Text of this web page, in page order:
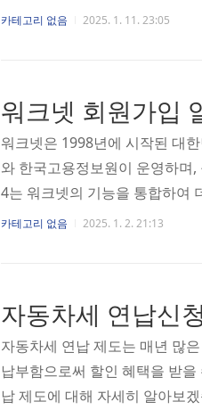
겠습니다. 육아휴직급여는 자
하는 부모님들에게 더 많은 재
되면..
카테고리 없음 2025. 1. 11. 23:05
워크넷 회원가입
워크넷은 1998년에 시작된 대
와 한국고용정보원이 운영하며
4는 워크넷의 기능을 통합하여
니라 고용 보험, 직업 훈련 등
활동을 지원합니다.고용24는
카테고리 없음 2025. 1. 2. 21:13
자동차세 연납신
자동차세 연납 제도는 매년 많
납부함으로써 할인 혜택을 받
납 제도에 대해 자세히 알아보